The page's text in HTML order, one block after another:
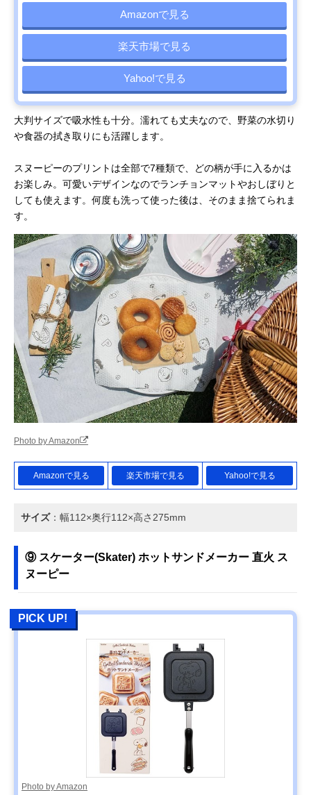
Amazonで見る
楽天市場で見る
Yahoo!で見る
大判サイズで吸水性も十分。濡れても丈夫なので、野菜の水切り
や食器の拭き取りにも活躍します。
スヌーピーのプリントは全部で7種類で、どの柄が手に入るかは
お楽しみ。可愛いデザインなのでランチョンマットやおしぼりと
しても使えます。何度も洗って使った後は、そのまま捨てられま
す。
Photo by Amazon
Amazonで見る 楽天市場で見る Yahoo!で見る
サイズ：幅112×奥行112×高さ275mm
⑨ スケーター(Skater) ホットサンドメーカー 直火 ス
ヌーピー
PICK UP!
Photo by Amazon